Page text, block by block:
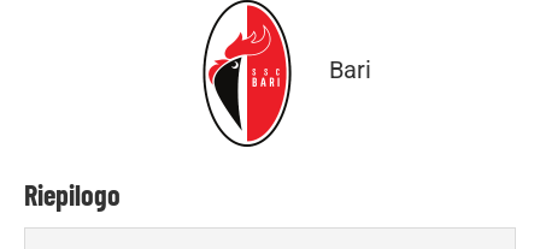
Bari
Riepilogo